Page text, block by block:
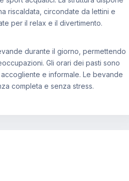
riscaldata, circondate da lettini e
per il relax e il divertimento.
durante il giorno, permettendo
Gli orari dei pasti sono
e informale. Le bevande
completa e senza stress.